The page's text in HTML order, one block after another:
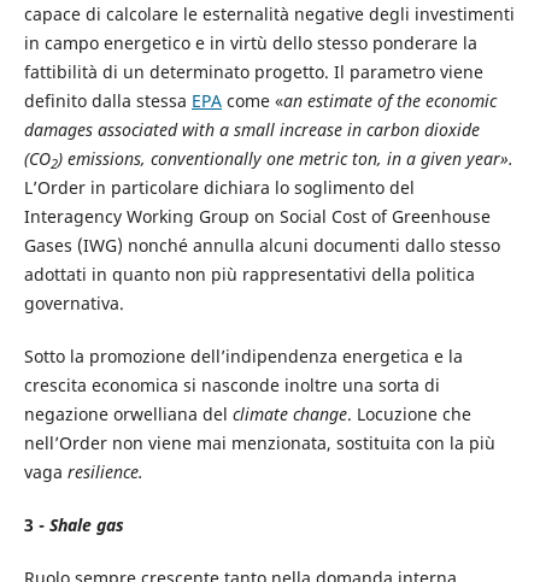
capace di calcolare le esternalità negative degli investimenti
in campo energetico e in virtù dello stesso ponderare la
fattibilità di un determinato progetto. Il parametro viene
definito dalla stessa EPAcome «an estimate of the economic
damages associated with a small increase in carbon dioxide
(CO2) emissions, conventionally one metric ton, in a given year».
L’Order in particolare dichiara lo soglimento del
Interagency Working Group on Social Cost of Greenhouse
Gases (IWG) nonché annulla alcuni documenti dallo stesso
adottati in quanto non più rappresentativi della politica
governativa.
Sotto la promozione dell’indipendenza energetica e la
crescita economica si nasconde inoltre una sorta di
negazione orwelliana del climate change. Locuzione che
nell’Order non viene mai menzionata, sostituita con la più
vaga resilience.
3 - Shale gas